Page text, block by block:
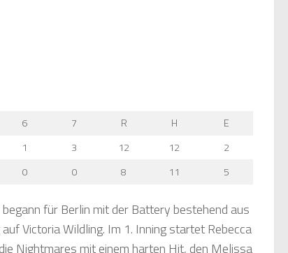
6 7 R H
E
1 3 12 12
2
0 0 8 11 5
für Berlin mit der Battery bestehend aus
Victoria Wildling. Im 1. Inning startet Rebecca
Nightmares mit einem harten Hit, den Melissa